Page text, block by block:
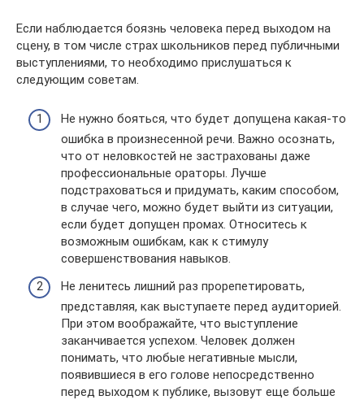
Если наблюдается боязнь человека перед выходом на
сцену, в том числе страх школьников перед публичными
выступлениями, то необходимо прислушаться к
следующим советам.
Не нужно бояться, что будет допущена какая-то
ошибка в произнесенной речи. Важно осознать,
что от неловкостей не застрахованы даже
профессиональные ораторы. Лучше
подстраховаться и придумать, каким способом,
в случае чего, можно будет выйти из ситуации,
если будет допущен промах. Относитесь к
возможным ошибкам, как к стимулу
совершенствования навыков.
Не ленитесь лишний раз прорепетировать,
представляя, как выступаете перед аудиторией.
При этом воображайте, что выступление
заканчивается успехом. Человек должен
понимать, что любые негативные мысли,
появившиеся в его голове непосредственно
перед выходом к публике, вызовут еще больше